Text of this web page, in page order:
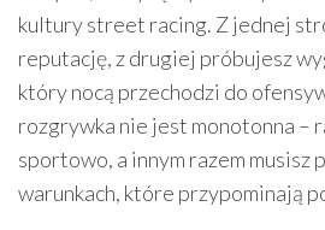
kultury street racing. Z jednej
reputację, z drugiej próbujesz
który nocą przechodzi do
rozgrywka nie jest monotonna –
sportowo, a innym razem musisz
warunkach, które przypominają